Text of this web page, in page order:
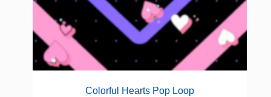
Colorful Hearts Pop Loop